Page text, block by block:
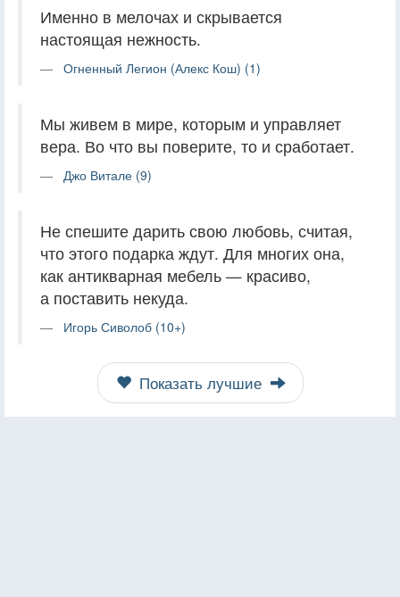
Именно в мелочах и скрывается
настоящая нежность.
Огненный Легион (Алекс Кош) (1)
Мы живем в мире, которым и управляет
вера. Во что вы поверите, то и сработает.
Джо Витале (9)
Не спешите дарить свою любовь, считая,
что этого подарка ждут. Для многих она,
как антикварная мебель — красиво,
а поставить некуда.
Игорь Сиволоб (10+)
Показать лучшие